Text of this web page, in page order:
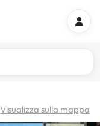
Visualizza sulla mappa